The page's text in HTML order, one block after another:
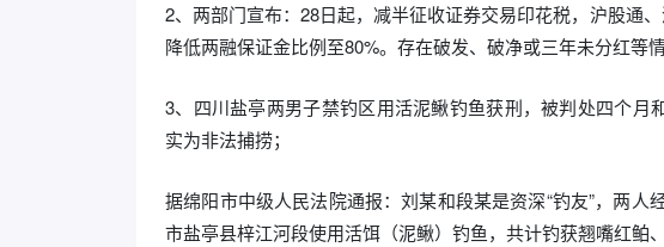
2、两部门宣布：28日起，减半征收证券交易印花税，沪股通
降低两融保证金比例至80%。存在破发、破净或三年未分红等
3、四川盐亭两男子禁钓区用活泥鳅钓鱼获刑，被判处四个月
实为非法捕捞；
据绵阳市中级人民法院通报：刘某和段某是资深“钓友”，两人
市盐亭县梓江河段使用活饵（泥鳅）钓鱼，共计钓获翘嘴红鲌